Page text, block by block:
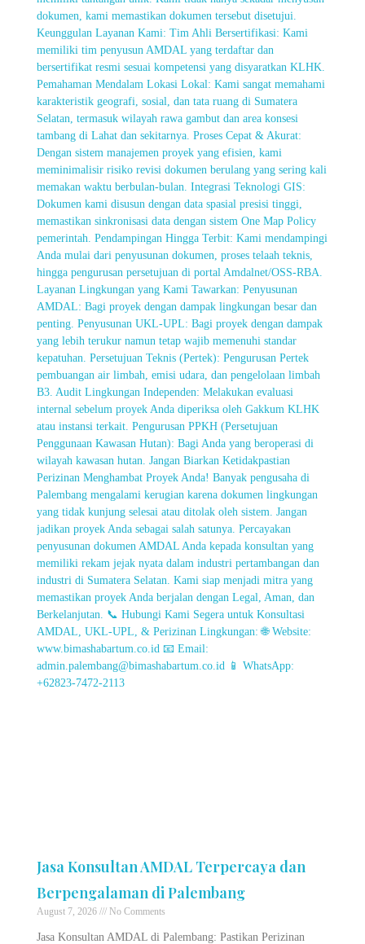
Jasa Konsultan AMDAL Terpercaya dan
Berpengalaman di Palembang
August 7, 2026 No Comments
Jasa Konsultan AMDAL di Palembang: Pastikan Perizinan